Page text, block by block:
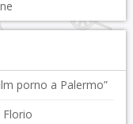
porno a Palermo”
Florio